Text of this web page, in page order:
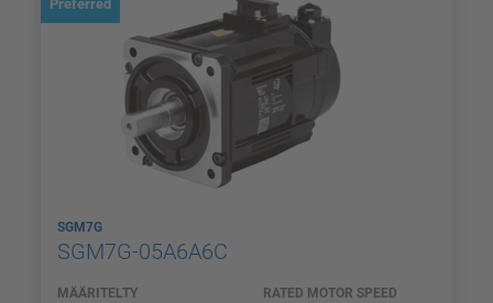
Preferred
SGM7G
SGM7G-05A6A6C
MÄÄRITELTY
RATED MOTOR SPEED